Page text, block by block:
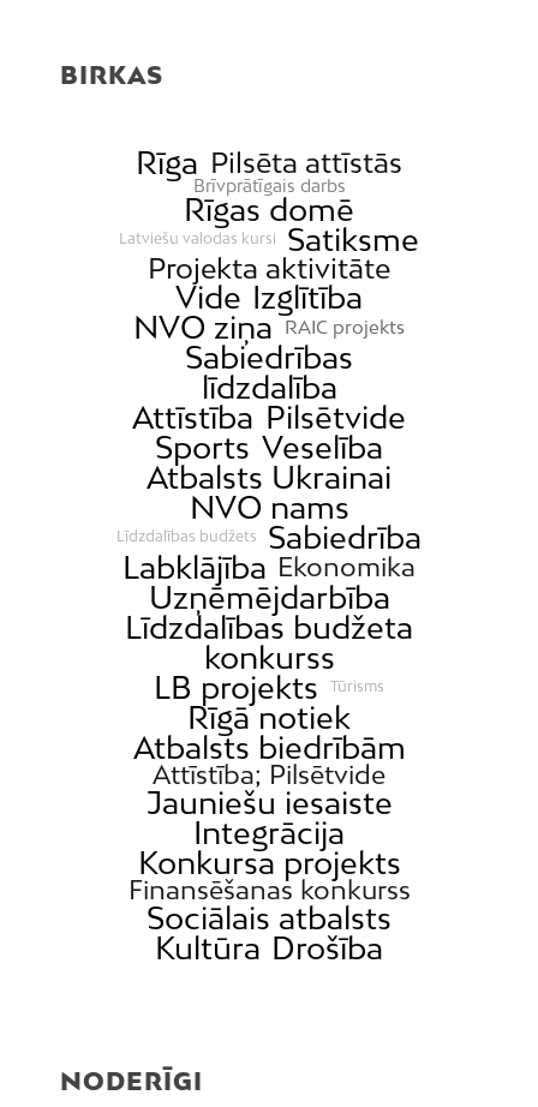
BIRKAS
Rīga Pilsēta attīstās
Brīvprātīgais darbs
Rīgas domē
Latviešu valodas kursi Satiksme
Projekta aktivitāte
Vide Izglītība
NVO ziņa
RAIC projekts
Sabiedrības
līdzdalība
Attīstība Pilsētvide
Sports Veselība
Atbalsts Ukrainai
NVO nams
Līdzdalības budžets
Sabiedrība
Labklājība Ekonomika
Uzņēmējdarbība
Līdzdalības budžeta
konkurss
LB projekts
Tūrisms
Rīgā notiek
Atbalsts biedrībām
Attīstība; Pilsētvide
Jauniešu iesaiste
Integrācija
Konkursa projekts
Finansēšanas konkurss
Sociālais atbalsts
Kultūra Drošība
NODERĪGI